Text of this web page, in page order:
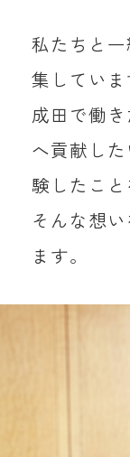
私たちと
集していま
成田で働
へ貢献し
験したこと
そんな想
ます。